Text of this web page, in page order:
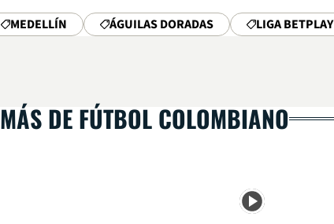
MEDELLÍN ÁGUILAS DORADAS LIGA BETPLAY
MÁS DE FÚTBOL COLOMBIANO